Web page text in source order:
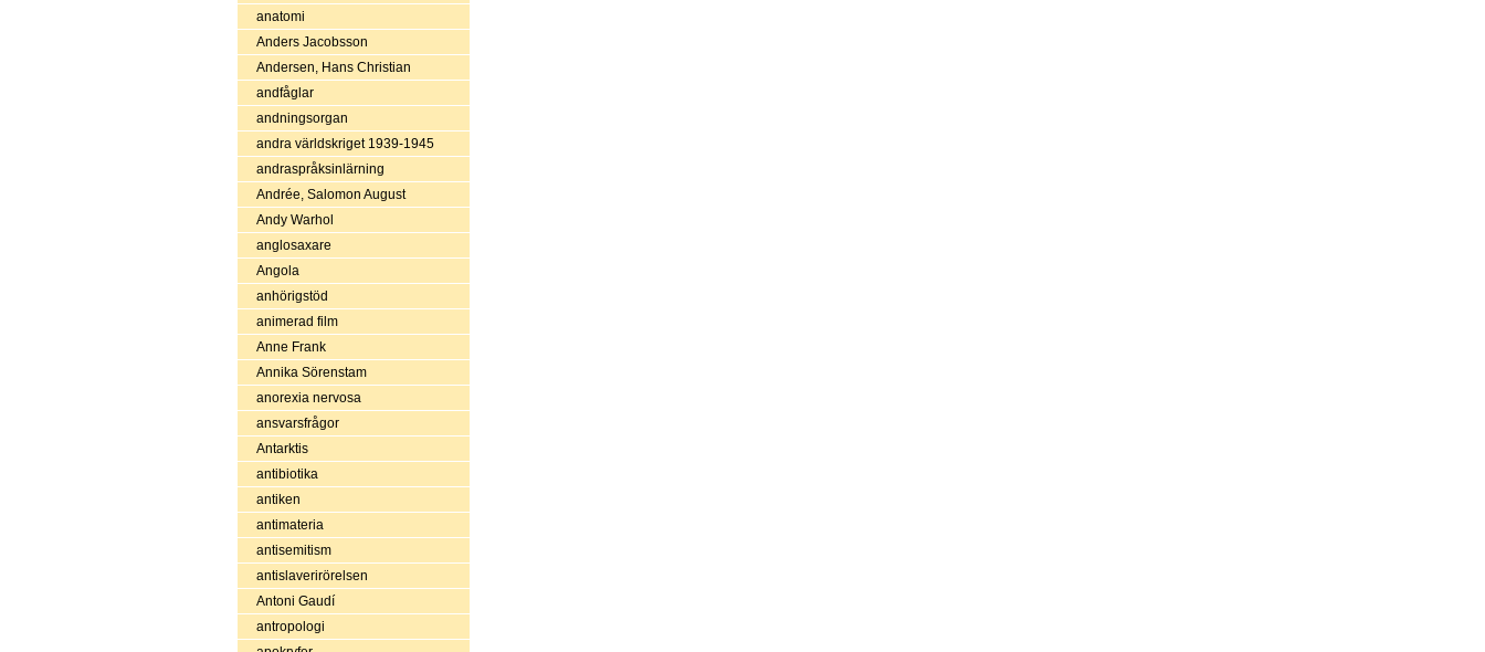
anatomi
Anders Jacobsson
Andersen, Hans Christian
andfåglar
andningsorgan
andra världskriget 1939-1945
andraspråksinlärning
Andrée, Salomon August
Andy Warhol
anglosaxare
Angola
anhörigstöd
animerad film
Anne Frank
Annika Sörenstam
anorexia nervosa
ansvarsfrågor
Antarktis
antibiotika
antiken
antimateria
antisemitism
antislaverirörelsen
Antoni Gaudí
antropologi